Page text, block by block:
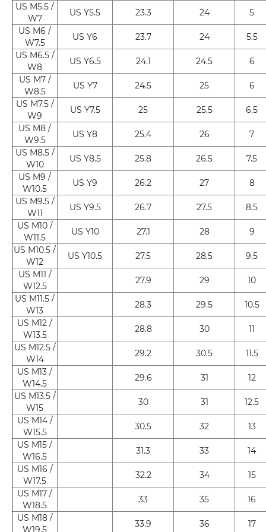
US M5.5 /
W7
US Y5.5 23.3 24
5
US M6 /
W7.5
US Y6 23.7 24
5.5
US M6.5 /
W8
US Y6.5 24.1 24.5
6
US M7 /
W8.5
US Y7 24.5 25
6
US M7.5 /
W9
US Y7.5 25 25.5
6.5
US M8 /
W9.5
US Y8 25.4 26
7
US M8.5 /
W10
US Y8.5 25.8 26.5
7.5
US M9 /
W10.5
US Y9 26.2 27
8
US M9.5 /
W11
US Y9.5 26.7 27.5
8.5
US M10 /
W11.5
US Y10 27.1 28
9
US M10.5 /
W12
US Y10.5 27.5 28.5
9.5
US M11 /
W12.5
27.9 29
10
US M11.5 /
W13
28.3 29.5
10.5
US M12 /
W13.5
28.8 30
11
US M12.5 /
W14
29.2 30.5
11.5
US M13 /
W14.5
29.6 31
12
US M13.5 /
W15
30 31
12.5
US M14 /
W15.5
30.5 32
13
US M15 /
W16.5
31.3 33
14
US M16 /
W17.5
32.2 34
15
US M17 /
W18.5
33 35
16
US M18 /
W19.5
33.9 36 17